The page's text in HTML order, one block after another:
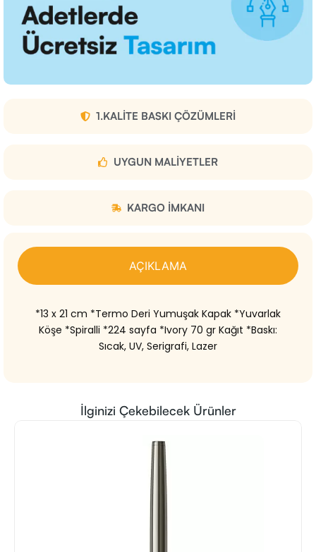
1.KALITE BASKI ÇÖZÜMLERI
UYGUN MALIYETLER
KARGO IMKANI
AÇIKLAMA
*13 x 21 cm *Termo Deri Yumuşak Kapak *Yuvarlak
Köşe *Spiralli *224 sayfa *Ivory 70 gr Kağıt *Baskı:
Sıcak, UV, Serigrafi, Lazer
İlginizi Çekebilecek Ürünler